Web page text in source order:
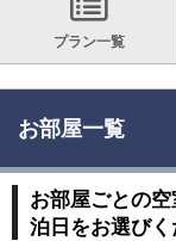
プラン一覧
お部屋一覧
お部屋ごとの
泊日をお選びく